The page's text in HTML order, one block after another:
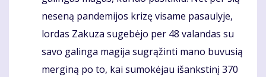
neseną pandemijos krizę visame pasaulyje,
lordas Zakuza sugebėjo per 48 valandas su
savo galinga magija sugrąžinti mano buvusią
merginą po to, kai sumokėjau išankstinį 370